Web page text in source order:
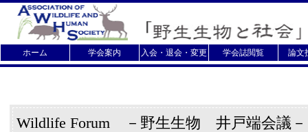
ホーム 学会案内 入会・退会・変更 学会誌閲覧 論文
Wildlife Forum －野生生物 井戸端会議